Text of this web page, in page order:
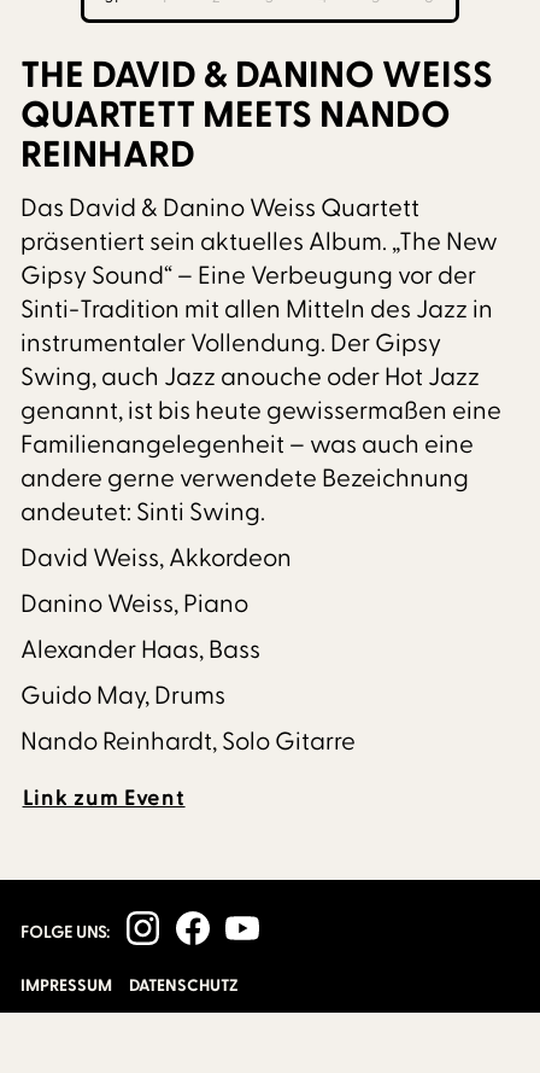
THE DAVID & DANINO WEISS
QUARTETT MEETS NANDO
REINHARD
Das David & Danino Weiss Quartett
präsentiert sein aktuelles Album. „The New
Gipsy Sound“ – Eine Verbeugung vor der
Sinti-Tradition mit allen Mitteln des Jazz in
instrumentaler Vollendung. Der Gipsy
Swing, auch Jazz anouche oder Hot Jazz
genannt, ist bis heute gewissermaßen eine
Familienangelegenheit – was auch eine
andere gerne verwendete Bezeichnung
andeutet: Sinti Swing.
David Weiss, Akkordeon
Danino Weiss, Piano
Alexander Haas, Bass
Guido May, Drums
Nando Reinhardt, Solo Gitarre
Link zum Event
IMPRESSUM DATENSCHUTZ
FOLGE UNS: